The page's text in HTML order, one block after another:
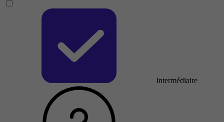
Intermédiaire